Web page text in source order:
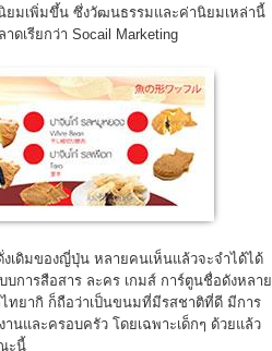
มเพิ่มขึ้น ซึ่งวัฒนธรรมและค่านิยมเหล่านี้
ดเรียกว่า Socail Marketing
ดิมของญี่ปุ่น หลายคนเห็นแล้วจะจำได้ได้
ารสือสาร ละคร เกมส์ การ์ตูนชื่อดังหลาย
ทยากิ ก็ถือว่าเป็นขนมที่มีรสชาติที่ดี มีการ
และครอบครัว โดยเฉพาะเด็กๆ ด้วยแล้ว
ะนี้